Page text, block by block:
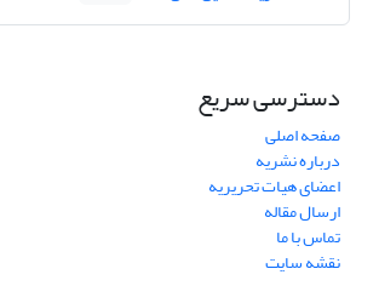
دسترسی سریع
صفحه اصلی
درباره نشریه
اعضای هیات تحریریه
ارسال مقاله
تماس با ما
نقشه سایت